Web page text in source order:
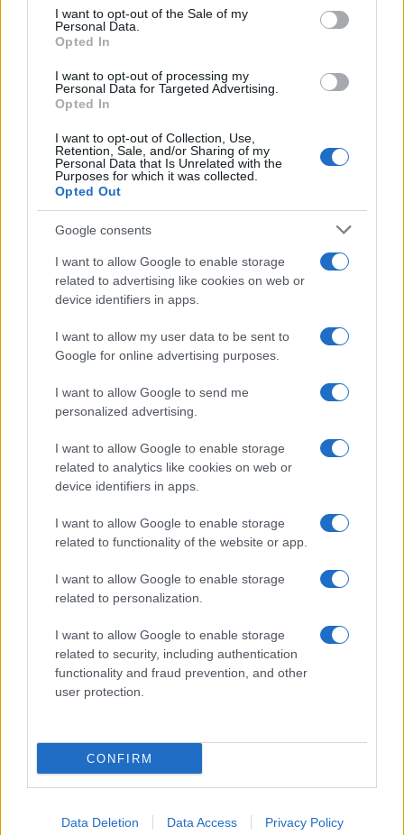
services and may gather and store information including but
not limited to your visit or usage behaviour. You may click to
grant or deny consent to Google and its third-party tags to
consent section.
I want to opt-out of the Sale of my
Personal Data.
Opted In
I want to opt-out of processing my
Personal Data for Targeted Advertising.
Opted In
I want to opt-out of Collection, Use,
Retention, Sale, and/or Sharing of my
Personal Data that Is Unrelated with the
Purposes for which it was collected.
Opted Out
Google consents
I want to allow Google to enable storage
related to advertising like cookies on web or
device identifiers in apps.
I want to allow my user data to be sent to
Google for online advertising purposes.
I want to allow Google to send me
personalized advertising.
I want to allow Google to enable storage
related to analytics like cookies on web or
device identifiers in apps.
I want to allow Google to enable storage
related to functionality of the website or app.
I want to allow Google to enable storage
related to personalization.
I want to allow Google to enable storage
related to security, including authentication
functionality and fraud prevention, and other
user protection.
CONFIRM
Data Deletion Data Access Privacy Policy
InvestirMag
Investieren24
UK
News Hub UK
Lgbtq News
Investeren 24
NL Newz